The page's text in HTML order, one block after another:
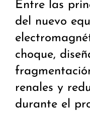
Entre las
del nuevo
choque,
renales y
durante el